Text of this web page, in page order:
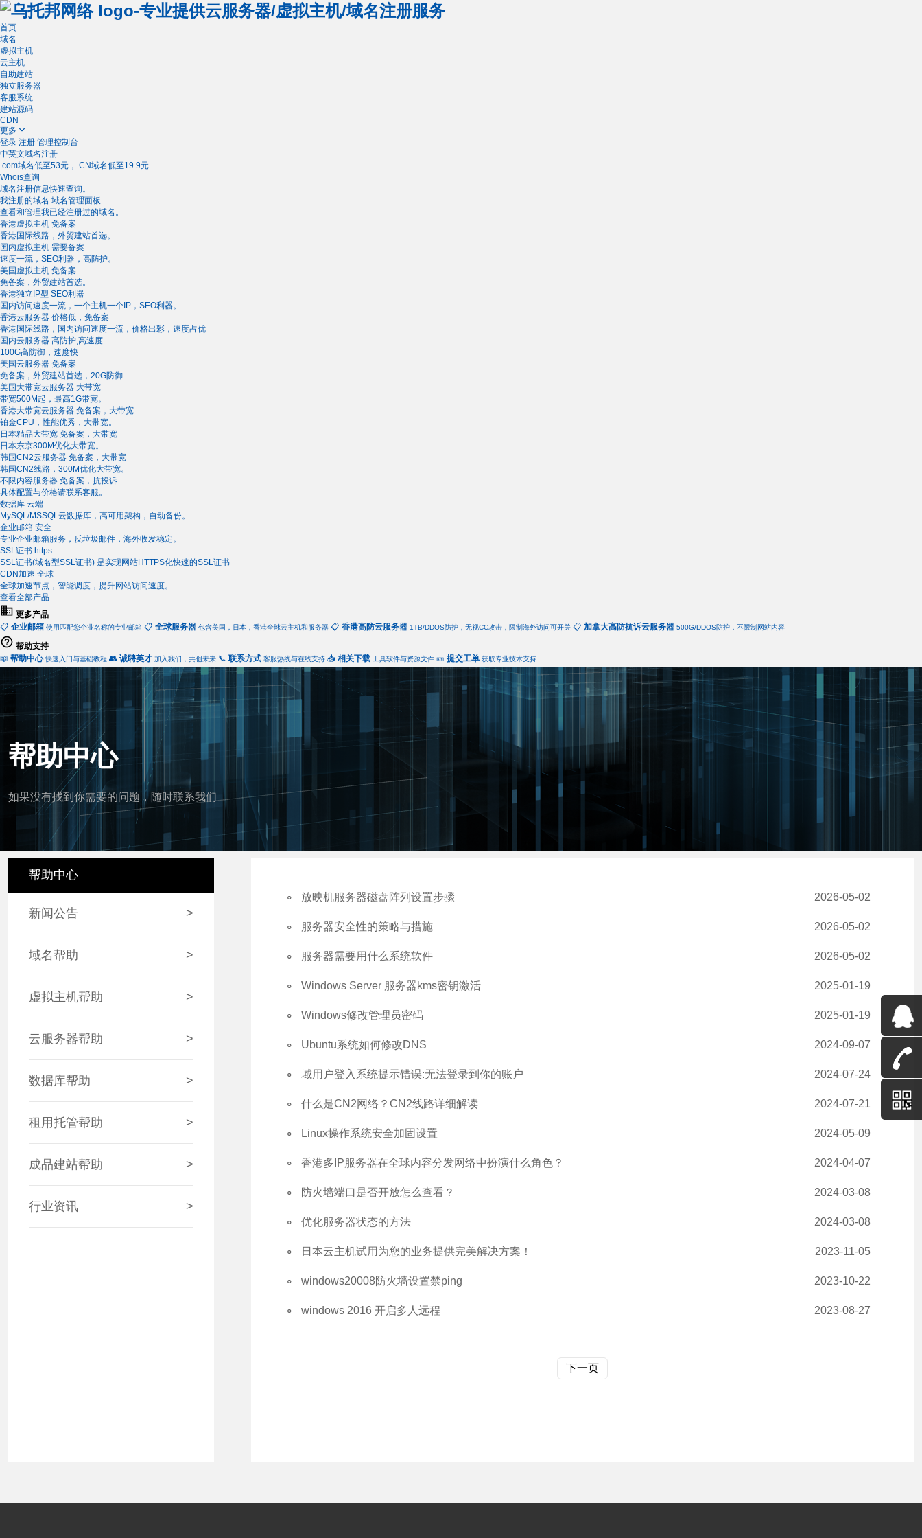
首页
域名
虚拟主机
云主机
自助建站
独立服务器
客服系统
建站源码
CDN
更多
登录 注册 管理控制台
中英文域名注册
.com域名低至53元，.CN域名低至19.9元
Whois查询
域名注册信息快速查询。
我注册的域名 域名管理面板
查看和管理我已经注册过的域名。
香港虚拟主机 免备案
香港国际线路，外贸建站首选。
国内虚拟主机 需要备案
速度一流，SEO利器，高防护。
美国虚拟主机 免备案
免备案，外贸建站首选。
香港独立IP型 SEO利器
国内访问速度一流，一个主机一个IP，SEO利器。
香港云服务器 价格低，免备案
香港国际线路，国内访问速度一流，价格出彩，速度占优
国内云服务器 高防护,高速度
100G高防御，速度快
美国云服务器 免备案
免备案，外贸建站首选，20G防御
美国大带宽云服务器 大带宽
带宽500M起，最高1G带宽。
香港大带宽云服务器 免备案，大带宽
铂金CPU，性能优秀，大带宽。
日本精品大带宽 免备案，大带宽
日本东京300M优化大带宽。
韩国CN2云服务器 免备案，大带宽
韩国CN2线路，300M优化大带宽。
不限内容服务器 免备案，抗投诉
具体配置与价格请联系客服。
数据库 云端
MySQL/MSSQL云数据库，高可用架构，自动备份。
企业邮箱 安全
专业企业邮箱服务，反垃圾邮件，海外收发稳定。
SSL证书 https
SSL证书(域名型SSL证书) 是实现网站HTTPS化快速的SSL证书
CDN加速 全球
全球加速节点，智能调度，提升网站访问速度。
查看全部产品
更多产品
📋 企业邮箱 使用匹配您企业名称的专业邮箱 📋 全球服务器 包含美国，日本，香港全球云主机和服务器 📋 香港高防云服务器 1TB/DDOS防护，无视CC攻击，限制海外访问可开关 📋 加拿大高防抗诉云服务器 500G/DDOS防护，不限制网站内容
帮助支持
📖 帮助中心 快速入门与基础教程 👥 诚聘英才 加入我们，共创未来 📞 联系方式 客服热线与在线支持 📥 相关下载 工具软件与资源文件 🎫 提交工单 获取专业技术支持
帮助中心
如果没有找到你需要的问题，随时联系我们
帮助中心
>
新闻公告
>
域名帮助
>
虚拟主机帮助
>
云服务器帮助
>
数据库帮助
>
租用托管帮助
>
成品建站帮助
>
行业资讯
2026-05-02
放映机服务器磁盘阵列设置步骤
2026-05-02
服务器安全性的策略与措施
2026-05-02
服务器需要用什么系统软件
2025-01-19
Windows Server 服务器kms密钥激活
2025-01-19
Windows修改管理员密码
2024-09-07
Ubuntu系统如何修改DNS
2024-07-24
域用户登入系统提示错误:无法登录到你的账户
2024-07-21
什么是CN2网络？CN2线路详细解读
2024-05-09
Linux操作系统安全加固设置
2024-04-07
香港多IP服务器在全球内容分发网络中扮演什么角色？
2024-03-08
防火墙端口是否开放怎么查看？
2024-03-08
优化服务器状态的方法
2023-11-05
日本云主机试用为您的业务提供完美解决方案！
2023-10-22
windows20008防火墙设置禁ping
2023-08-27
windows 2016 开启多人远程
下一页